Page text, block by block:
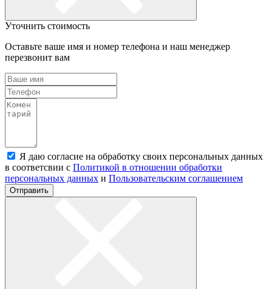
Уточнить стоимость
Оставьте ваше имя и номер телефона и наш менеджер
перезвонит вам
Я даю согласие на обработку своих персональных данных
в соответсвии с Политикой в отношении обработки
персональных данных и Пользовательским соглашением
Отправить